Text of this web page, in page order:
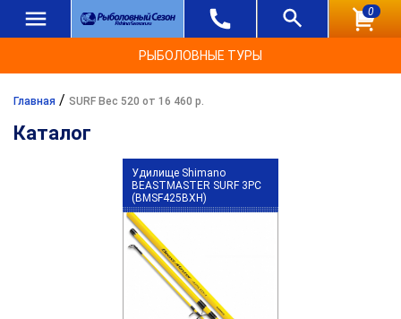
0
РЫБОЛОВНЫЕ ТУРЫ
Главная / SURF Вес 520 от 16 460 р.
Каталог
Удилище Shimano
BEASTMASTER SURF 3PC
(BMSF425BXH)